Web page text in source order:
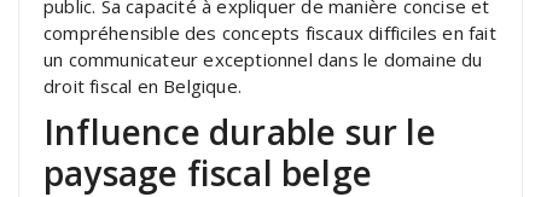
public. Sa capacité à expliquer de manière concise et
compréhensible des concepts fiscaux difficiles en fait
un communicateur exceptionnel dans le domaine du
droit fiscal en Belgique.
Influence durable sur le
paysage fiscal belge